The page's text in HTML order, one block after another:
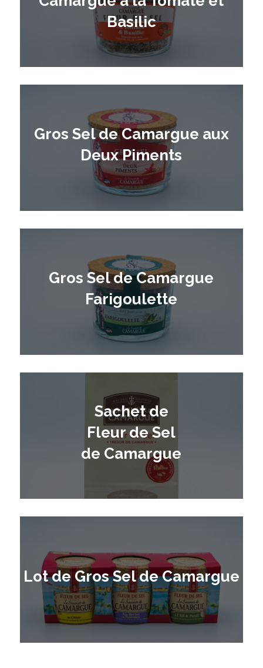
Basilic
Gros Sel de Camargue aux
Deux Piments
Gros Sel de Camargue
Farigoulette
Sachet de
Fleur de Sel
de Camargue
Lot de Gros Sel de Camargue